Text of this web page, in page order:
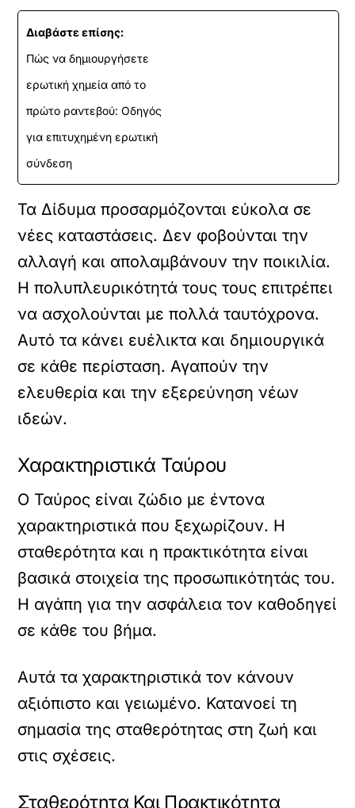
Διαβάστε επίσης:
Πώς να δημιουργήσετε
ερωτική χημεία από το
πρώτο ραντεβού: Οδηγός
για επιτυχημένη ερωτική
σύνδεση
Τα Δίδυμα προσαρμόζονται εύκολα σε
νέες καταστάσεις. Δεν φοβούνται την
αλλαγή και απολαμβάνουν την ποικιλία.
Η πολυπλευρικότητά τους τους επιτρέπει
να ασχολούνται με πολλά ταυτόχρονα.
Αυτό τα κάνει ευέλικτα και δημιουργικά
σε κάθε περίσταση. Αγαπούν την
ελευθερία και την εξερεύνηση νέων
ιδεών.
Χαρακτηριστικά Ταύρου
Ο Ταύρος είναι ζώδιο με έντονα
χαρακτηριστικά που ξεχωρίζουν. Η
σταθερότητα και η πρακτικότητα είναι
βασικά στοιχεία της προσωπικότητάς του.
Η αγάπη για την ασφάλεια τον καθοδηγεί
σε κάθε του βήμα.
Αυτά τα χαρακτηριστικά τον κάνουν
αξιόπιστο και γειωμένο. Κατανοεί τη
σημασία της σταθερότητας στη ζωή και
στις σχέσεις.
Σταθερότητα Και Πρακτικότητα